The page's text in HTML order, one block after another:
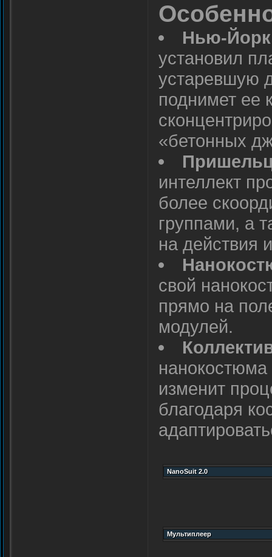
Нью-
установил
устаревшую
поднимет ее
«бетонных
интеллект
более
группами, а
на действия
свой
прямо на
модулей.
изменит
благодаря